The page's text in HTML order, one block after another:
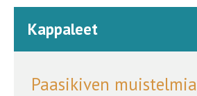
Kappaleet
Paasikiven muistelmia